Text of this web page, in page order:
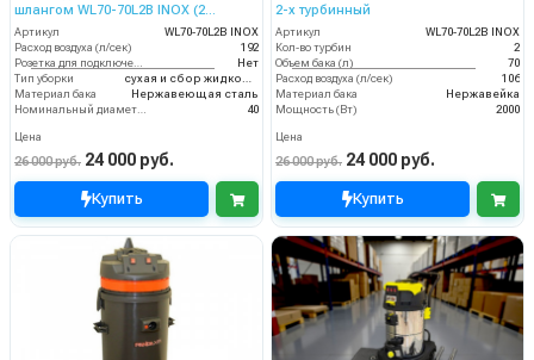
шлангом WL70-70L2B INOX (2
мотора)
Артикул
WL70-70L2B INOX
Расход воздуха (л/сек)
192
Розетка для подключения инструмента
Нет
Тип уборки
сухая и сбор жидкостей
Материал бака
Нержавеющая сталь
Номинальный диаметр принадлежностей (мм)
40
Цена
26 000 руб. 24 000 руб.
Купить
2-х турбинный
Артикул
WL70-70L2B INOX
Кол-во турбин
2
Объем бака (л)
70
Расход воздуха (л/сек)
106
Материал бака
Нержавейка
Мощность (Вт)
2000
Цена
26 000 руб. 24 000 руб.
Купить